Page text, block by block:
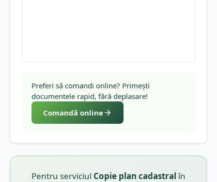
Preferi să comandi online? Primești
documentele rapid, fără deplasare!
Comandă online
Pentru serviciul Copie plan cadastralîn